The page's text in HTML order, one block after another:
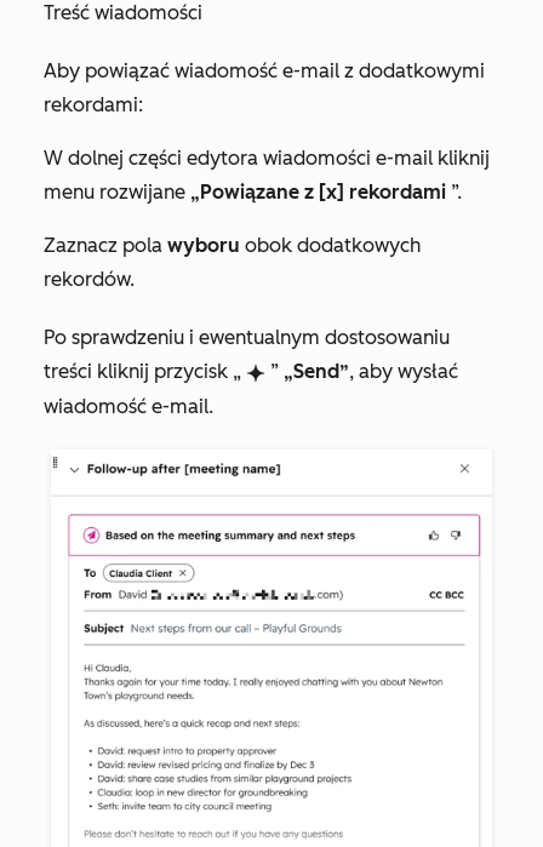
Treść wiadomości
Aby powiązać wiadomość e-mail z dodatkowymi
rekordami:
W dolnej części edytora wiadomości e-mail kliknij
menu rozwijane „Powiązane z [x] rekordami ”.
Zaznacz pola wyboru obok dodatkowych
rekordów.
Po sprawdzeniu i ewentualnym dostosowaniu
treści kliknij przycisk „ breezeSingleStar ” „Send”, aby wysłać
wiadomość e-mail.